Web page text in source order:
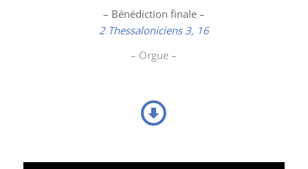
– Bénédiction finale –
2 Thessaloniciens 3, 16
– Orgue –